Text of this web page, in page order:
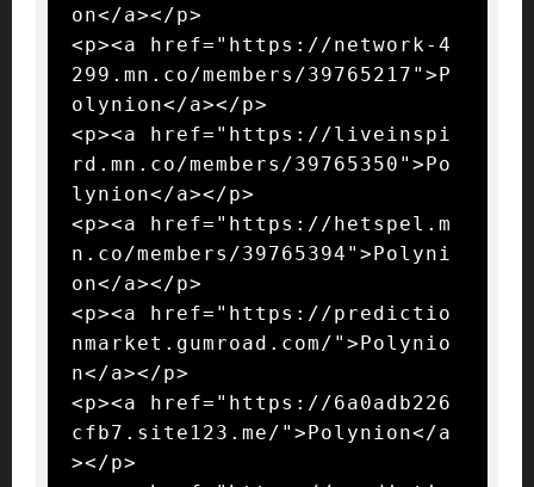
on</a></p>
<p><a href="https://network-4
299.mn.co/members/39765217">P
olynion</a></p>
<p><a href="https://liveinspi
rd.mn.co/members/39765350">Po
lynion</a></p>
<p><a href="https://hetspel.m
n.co/members/39765394">Polyni
on</a></p>
<p><a href="https://predictio
nmarket.gumroad.com/">Polynio
n</a></p>
<p><a href="https://6a0adb226
cfb7.site123.me/">Polynion</a
></p>